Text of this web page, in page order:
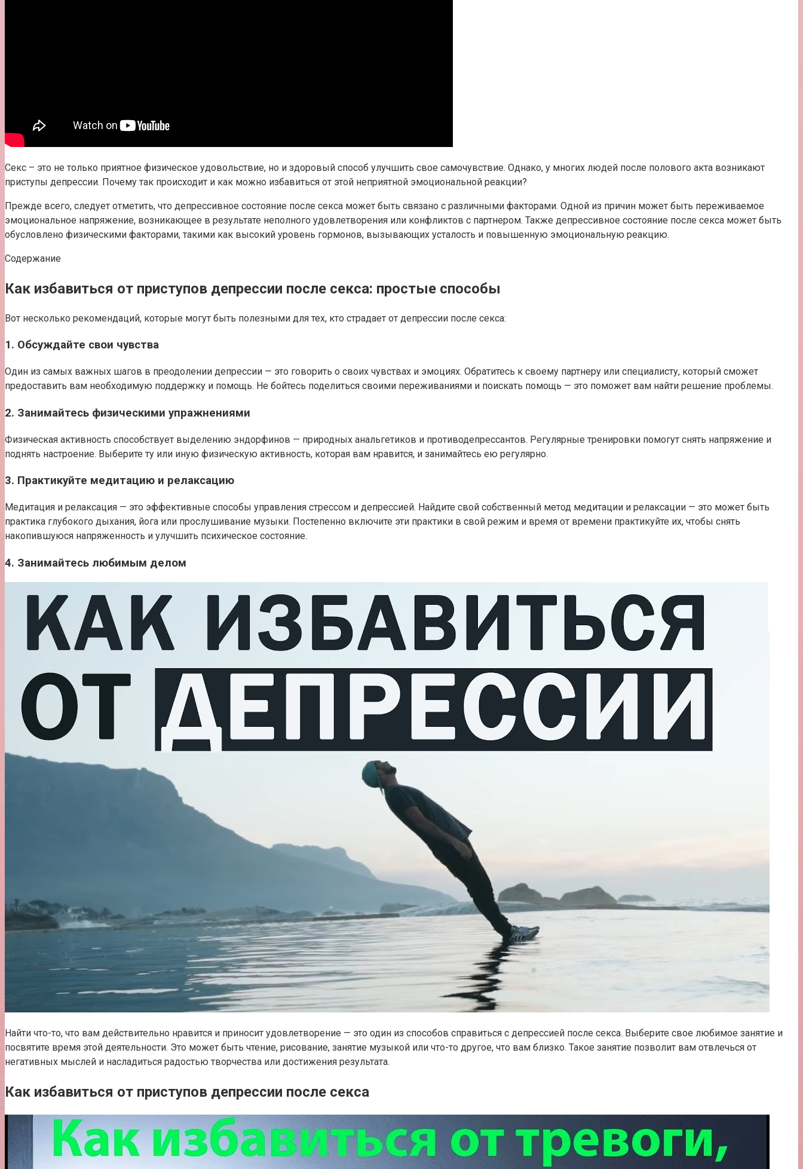
Секс – это не только приятное физическое удовольствие, но и здоровый способ улучшить свое самочувствие. Однако, у многих людей после полового акта возникают
приступы депрессии. Почему так происходит и как можно избавиться от этой неприятной эмоциональной реакции?
Прежде всего, следует отметить, что депрессивное состояние после секса может быть связано с различными факторами. Одной из причин может быть переживаемое
эмоциональное напряжение, возникающее в результате неполного удовлетворения или конфликтов с партнером. Также депрессивное состояние после секса может быть
обусловлено физическими факторами, такими как высокий уровень гормонов, вызывающих усталость и повышенную эмоциональную реакцию.
Содержание
Как избавиться от приступов депрессии после секса: простые способы
Вот несколько рекомендаций, которые могут быть полезными для тех, кто страдает от депрессии после секса:
1. Обсуждайте свои чувства
Один из самых важных шагов в преодолении депрессии — это говорить о своих чувствах и эмоциях. Обратитесь к своему партнеру или специалисту, который сможет
предоставить вам необходимую поддержку и помощь. Не бойтесь поделиться своими переживаниями и поискать помощь — это поможет вам найти решение проблемы.
2. Занимайтесь физическими упражнениями
Физическая активность способствует выделению эндорфинов — природных анальгетиков и противодепрессантов. Регулярные тренировки помогут снять напряжение и
поднять настроение. Выберите ту или иную физическую активность, которая вам нравится, и занимайтесь ею регулярно.
3. Практикуйте медитацию и релаксацию
Медитация и релаксация — это эффективные способы управления стрессом и депрессией. Найдите свой собственный метод медитации и релаксации — это может быть
практика глубокого дыхания, йога или прослушивание музыки. Постепенно включите эти практики в свой режим и время от времени практикуйте их, чтобы снять
накопившуюся напряженность и улучшить психическое состояние.
4. Занимайтесь любимым делом
Найти что-то, что вам действительно нравится и приносит удовлетворение — это один из способов справиться с депрессией после секса. Выберите свое любимое занятие и
посвятите время этой деятельности. Это может быть чтение, рисование, занятие музыкой или что-то другое, что вам близко. Такое занятие позволит вам отвлечься от
негативных мыслей и насладиться радостью творчества или достижения результата.
Как избавиться от приступов депрессии после секса